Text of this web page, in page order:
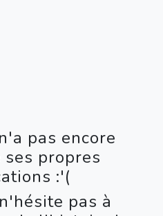
pas encore
propres
:'(
pas à